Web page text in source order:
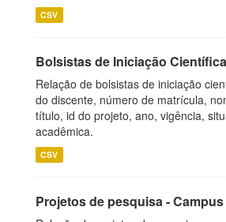
CSV
Bolsistas de Iniciação Científica
Relação de bolsistas de iniciação
do discente, número de matrícula,
título, id do projeto, ano, vigência,
acadêmica.
CSV
Projetos de pesquisa -